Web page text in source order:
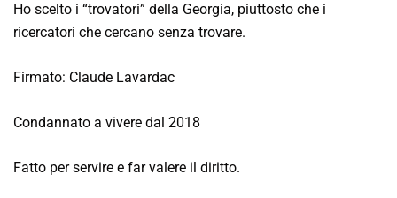
Ho scelto i “trovatori” della Georgia, piuttosto che i
ricercatori che cercano senza trovare.
Firmato: Claude Lavardac
Condannato a vivere dal 2018
Fatto per servire e far valere il diritto.